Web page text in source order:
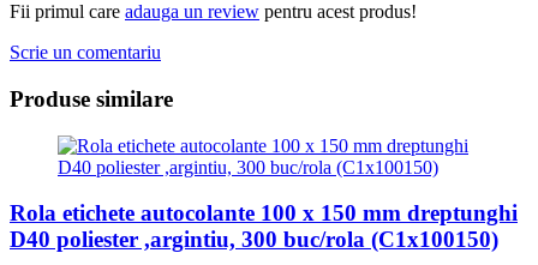
Fii primul care adauga un review pentru acest produs!
Scrie un comentariu
Produse similare
Rola etichete autocolante 100 x 150 mm dreptunghi
D40 poliester ,argintiu, 300 buc/rola (C1x100150)